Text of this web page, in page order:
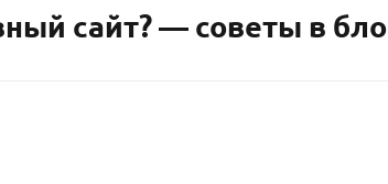
сайт? — советы в